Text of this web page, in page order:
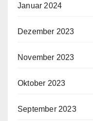
Januar 2024
Dezember 2023
November 2023
Oktober 2023
September 2023